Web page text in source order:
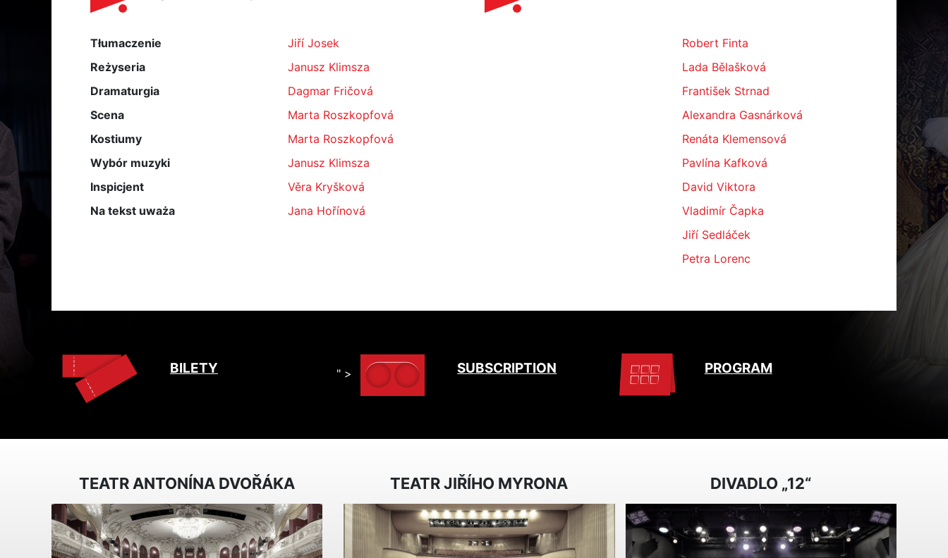
Tłumaczenie
Jiří Josek
Reżyseria
Janusz Klimsza
Dramaturgia
Dagmar Fričová
Scena
Marta Roszkopfová
Kostiumy
Marta Roszkopfová
Wybór muzyki
Janusz Klimsza
Inspicjent
Věra Kryšková
Na tekst uważa
Jana Hořínová
Robert Finta
Lada Bělašková
František Strnad
Alexandra Gasnárková
Renáta Klemensová
Pavlína Kafková
David Viktora
Vladimír Čapka
Jiří Sedláček
Petra Lorenc
BILETY " > SUBSCRIPTION PROGRAM
TEATR ANTONÍNA DVOŘÁKA TEATR JIŘÍHO MYRONA DIVADLO „12“